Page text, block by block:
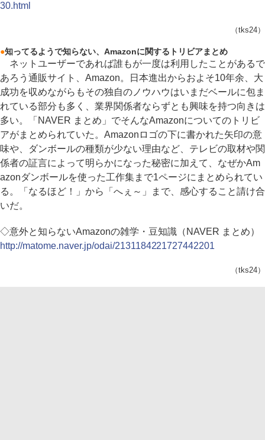
30.html
（tks24）
●知ってるようで知らない、Amazonに関するトリビアまとめ
ネットユーザーであれば誰もが一度は利用したことがあるで
あろう通販サイト、Amazon。日本進出からおよそ10年余、大
成功を収めながらもその独自のノウハウはいまだベールに包ま
れている部分も多く、業界関係者ならずとも興味を持つ向きは
多い。「NAVER まとめ」でそんなAmazonについてのトリビ
アがまとめられていた。Amazonロゴの下に書かれた矢印の意
味や、ダンボールの種類が少ない理由など、テレビの取材や関
係者の証言によって明らかになった秘密に加えて、なぜかAm
azonダンボールを使った工作集まで1ページにまとめられてい
る。「なるほど！」から「へぇ～」まで、感心すること請け合
いだ。
◇意外と知らないAmazonの雑学・豆知識（NAVER まとめ）
http://matome.naver.jp/odai/2131184221727442201
（tks24）